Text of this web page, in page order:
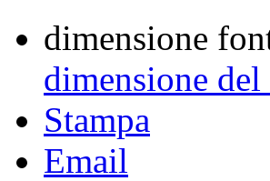
dimensione
dimensione
Stampa
Email